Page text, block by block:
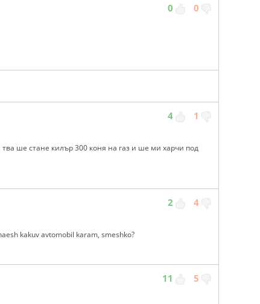
0 0
4 1
ше стане килър 300 коня на газ и ше ми харчи под
2 4
kakuv avtomobil karam, smeshko?
11 5